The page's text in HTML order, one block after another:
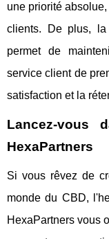
une priorité
clients. De plus,
permet de
service client de
satisfaction et la
Lancez-vous
HexaPartners
Si vous rêvez de
monde du CBD,
HexaPartners vous